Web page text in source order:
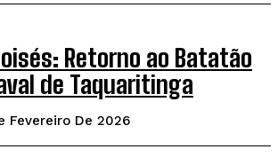
Retorno ao Batatão
de Taquaritinga
Fevereiro De 2026